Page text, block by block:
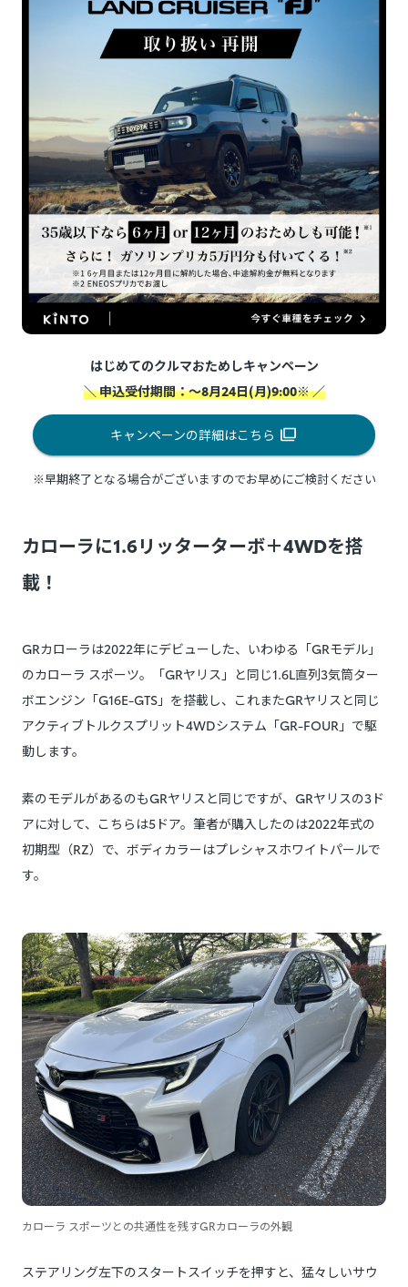
はじめてのクルマおためしキャンペーン
＼ 申込受付期間：～8月24日(月)9:00※ ／
キャンペーンの詳細はこちら
※早期終了となる場合がございますのでお早めにご検討ください
カローラに1.6リッターターボ＋4WDを搭
載！
GRカローラは2022年にデビューした、いわゆる「GRモデル」
のカローラ スポーツ。「GRヤリス」と同じ1.6L直列3気筒ター
ボエンジン「G16E-GTS」を搭載し、これまたGRヤリスと同じ
アクティブトルクスプリット4WDシステム「GR-FOUR」で駆
動します。
素のモデルがあるのもGRヤリスと同じですが、GRヤリスの3ド
アに対して、こちらは5ドア。筆者が購入したのは2022年式の
初期型（RZ）で、ボディカラーはプレシャスホワイトパールで
す。
カローラ スポーツとの共通性を残すGRカローラの外観
ステアリング左下のスタートスイッチを押すと、猛々しいサウ